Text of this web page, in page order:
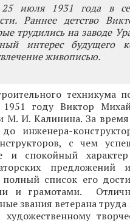
июля 1931 года в
Раннее детство
трудились на заводе
интерес будущего
живописью.
техникума
1951 году Виктор
М. И. Калинина. За
инженера-
с чем
и спокойный
предложений
полный список его
и грамотами.
звания ветерана труда